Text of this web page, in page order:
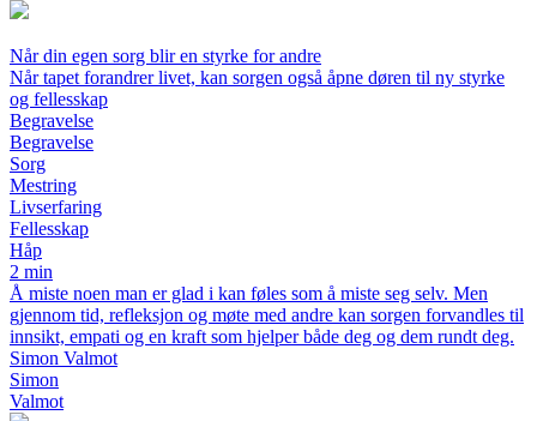
Når din egen sorg blir en styrke for andre
Når tapet forandrer livet, kan sorgen også åpne døren til ny styrke
og fellesskap
Begravelse
Begravelse
Sorg
Mestring
Livserfaring
Fellesskap
Håp
2 min
Å miste noen man er glad i kan føles som å miste seg selv. Men
gjennom tid, refleksjon og møte med andre kan sorgen forvandles til
innsikt, empati og en kraft som hjelper både deg og dem rundt deg.
Simon Valmot
Simon
Valmot